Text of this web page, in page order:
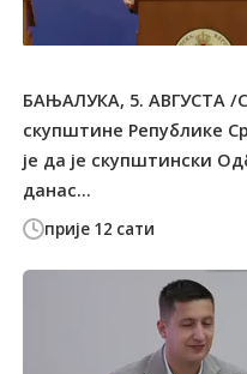
прије 12 сати
БАЊАЛУКА, 5. АВГУСТА /
скупштине Републике
је да је скупштински
данас...